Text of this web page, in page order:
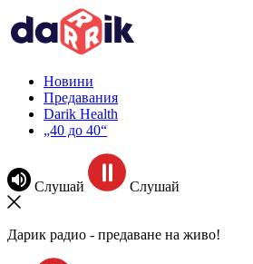
Новини
Предавания
Darik Health
„40 до 40“
Слушай Слушай
Дарик радио - предаване на живо!